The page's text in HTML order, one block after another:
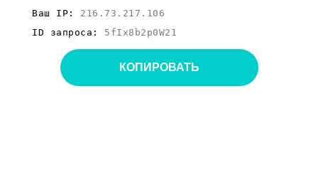
Ваш IP: 216.73.217.106
ID запроса: 5fIx8b2p0W21
КОПИРОВАТЬ